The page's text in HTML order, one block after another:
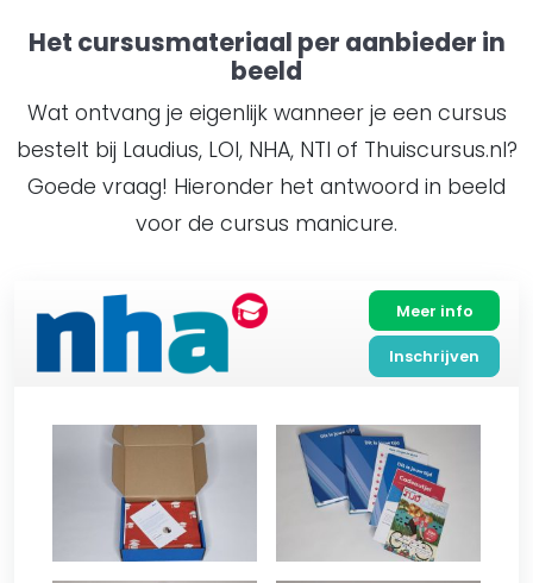
Het cursusmateriaal per aanbieder in
beeld
Wat ontvang je eigenlijk wanneer je een cursus
bestelt bij Laudius, LOI, NHA, NTI of Thuiscursus.nl?
Goede vraag! Hieronder het antwoord in beeld
voor de cursus manicure.
Meer info
Inschrijven